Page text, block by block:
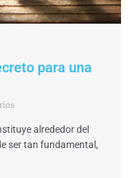
para una
alrededor del
ser tan fundamental,